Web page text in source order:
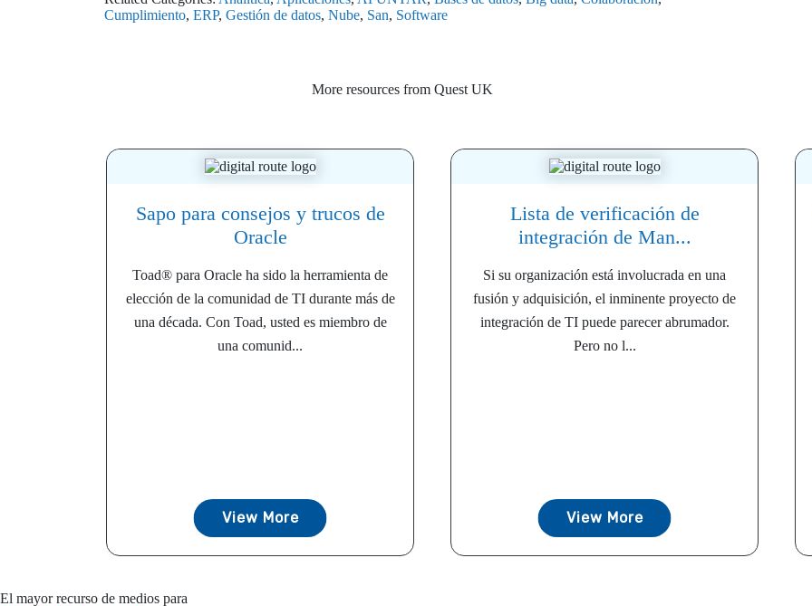
Cumplimiento, ERP, Gestión de datos, Nube, San, Software
More resources from Quest UK
Sapo para consejos y trucos de
Oracle
Toad® para Oracle ha sido la herramienta de
elección de la comunidad de TI durante más de
una década. Con Toad, usted es miembro de
una comunid...
View More
Lista de verificación de
integración de Man...
Si su organización está involucrada en una
fusión y adquisición, el inminente proyecto de
integración de TI puede parecer abrumador.
Pero no l...
View More
El mayor recurso de medios para